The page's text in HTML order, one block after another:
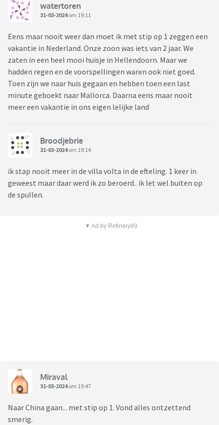
watertoren
31-03-2024om 19:11
Eens maar nooit weer dan moet ik met stip op 1 zeggen een
vakantie in Nederland. Onze zoon was iets van 2 jaar. We
zaten in een heel mooi huisje in Hellendoorn. Maar we
hadden regen en de voorspellingen waren ook niet goed.
Toen zijn we naar huis gegaan en hebben toen een last
minute geboekt naar Mallorca. Daarna eens maar nooit
meer een vakantie in ons eigen lelijke land
Broodjebrie
31-03-2024om 19:14
ik stap nooit meer in de villa volta in de efteling. 1 keer in
geweest maar daar werd ik zo beroerd.. ik let wel buiten op
de spullen.
▼ Ad by Refinery89
Miraval
31-03-2024om 19:47
Naar China gaan... met stip op 1. Vond alles ontzettend
smerig.